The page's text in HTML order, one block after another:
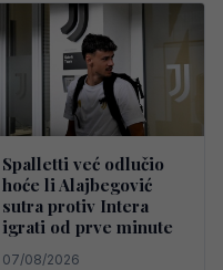
Spalletti već odlučio
hoće li Alajbegović
sutra protiv Intera
igrati od prve minute
07/08/2026